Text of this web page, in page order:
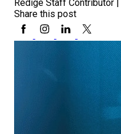
Rédigé Staff Contributor
Share this post